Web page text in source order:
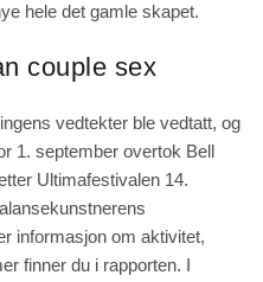
hele det gamle skapet.
couple sex
vedtekter ble vedtatt, og
1. september overtok Bell
Ultimafestivalen 14.
informasjon om aktivitet,
finner du i rapporten. I